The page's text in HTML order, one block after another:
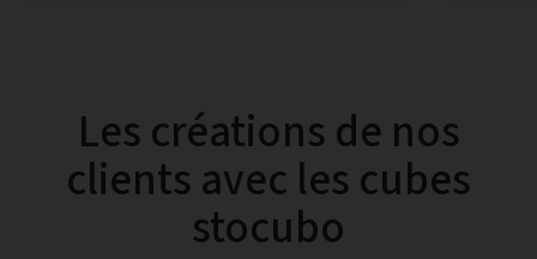
Les créations de nos
clients avec les cubes
stocubo